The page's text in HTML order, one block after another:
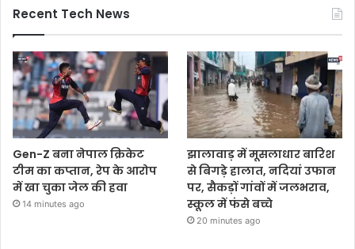
Recent Tech News
Gen-Z बना नेपाल क्रिकेट
टीम का कप्तान, रेप के आरोप
में खा चुका जेल की हवा
14 minutes ago
झालावाड़ में मूसलाधार बारिश
से बिगड़े हालात, नदियां उफान
पर, सैकड़ों गांवों में जलभराव,
स्कूल में फंसे बच्चे
20 minutes ago